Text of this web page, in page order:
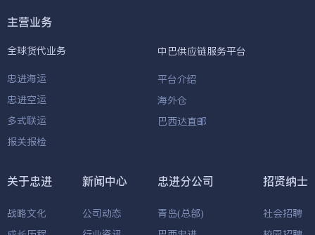
主营业务
全球货代业务
忠进海运
忠进空运
多式联运
报关报检
中巴供应链服务平台
平台介绍
海外仓
巴西达直邮
关于忠进
战略文化
新闻中心
公司动态
忠进分公司
青岛(总部)
招贤纳士
社会招聘